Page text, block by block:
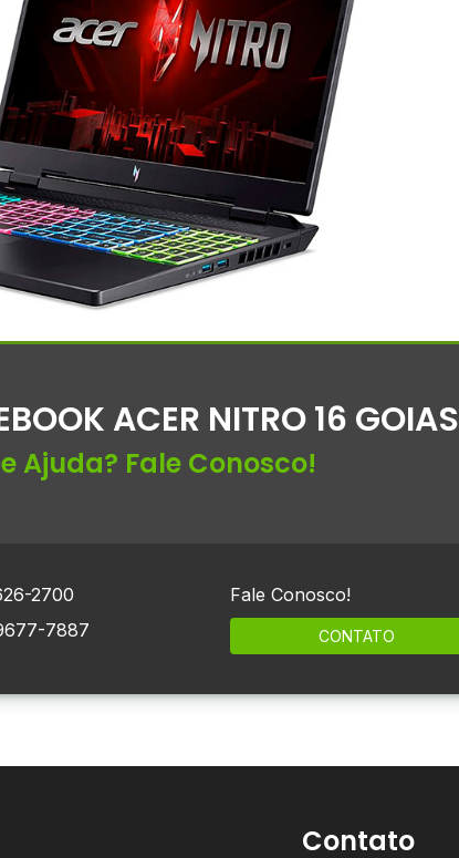
ACER NITRO 16 GOIAS
Ajuda? Fale Conosco!
2700
7887
Fale Conosco!
CONTATO
Contato